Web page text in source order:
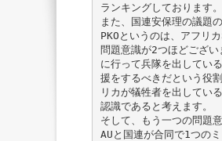
ランキングしております。
また、国連安保理の議題
PKOというのは、アフリ
問題意識が2つほどござ
に行って兵隊を出してい
援をするべきだという役
リカが犠牲者を出してい
認識であると考えます。
そして、もう一つの問題
AUと国連が合同で1つの